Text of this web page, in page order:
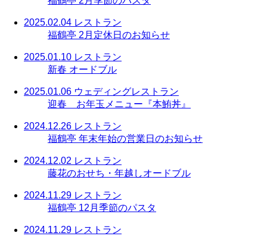
2025.02.04 レストラン
福鶴亭 2月定休日のお知らせ
2025.01.10 レストラン
新春 オードブル
2025.01.06 ウェディングレストラン
迎春 お年玉メニュー『本鮪丼』
2024.12.26 レストラン
福鶴亭 年末年始の営業日のお知らせ
2024.12.02 レストラン
藤花のおせち・年越しオードブル
2024.11.29 レストラン
福鶴亭 12月季節のパスタ
2024.11.29 レストラン